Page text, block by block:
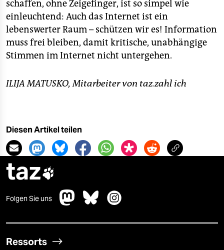
schaffen, ohne Zeigefinger, ist so simpel wie
einleuchtend: Auch das Internet ist ein
lebenswerter Raum – schützen wir es! Information
muss frei bleiben, damit kritische, unabhängige
Stimmen im Internet nicht untergehen.
ILIJA MATUSKO, Mitarbeiter von taz.zahl ich
Diesen Artikel teilen
taz
Folgen Sie uns
Ressorts